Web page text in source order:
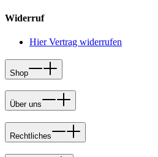
Widerruf
Hier Vertrag widerrufen
Shop
Über uns
Rechtliches